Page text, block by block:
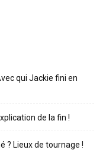
qui Jackie fini en
de la fin !
? Lieux de tournage !